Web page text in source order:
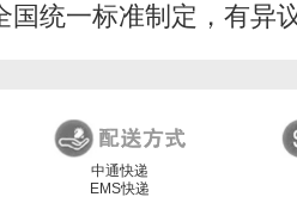
国统一标准制定，有异
中通快递
EMS快递